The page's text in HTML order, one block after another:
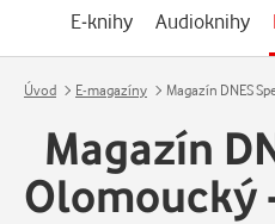
E-knihy Audioknihy
Úvod E-magazíny Magazín DNES
Magazín
Olomoucký